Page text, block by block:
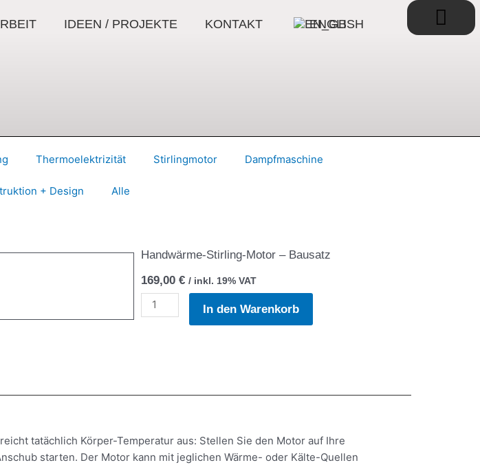
IDEEN / PROJEKTE KONTAKT ENGLISH
Thermoelektrizität Stirlingmotor Dampfmaschine
+ Design Alle
Handwärme-Stirling-Motor – Bausatz
169,00€ / inkl. 19% VAT
ULTRA
Kit
In den Warenkorb
tatächlich Körper-Temperatur aus: Stellen Sie den Motor auf Ihre
starten. Der Motor kann mit jeglichen Wärme- oder Kälte-Quellen